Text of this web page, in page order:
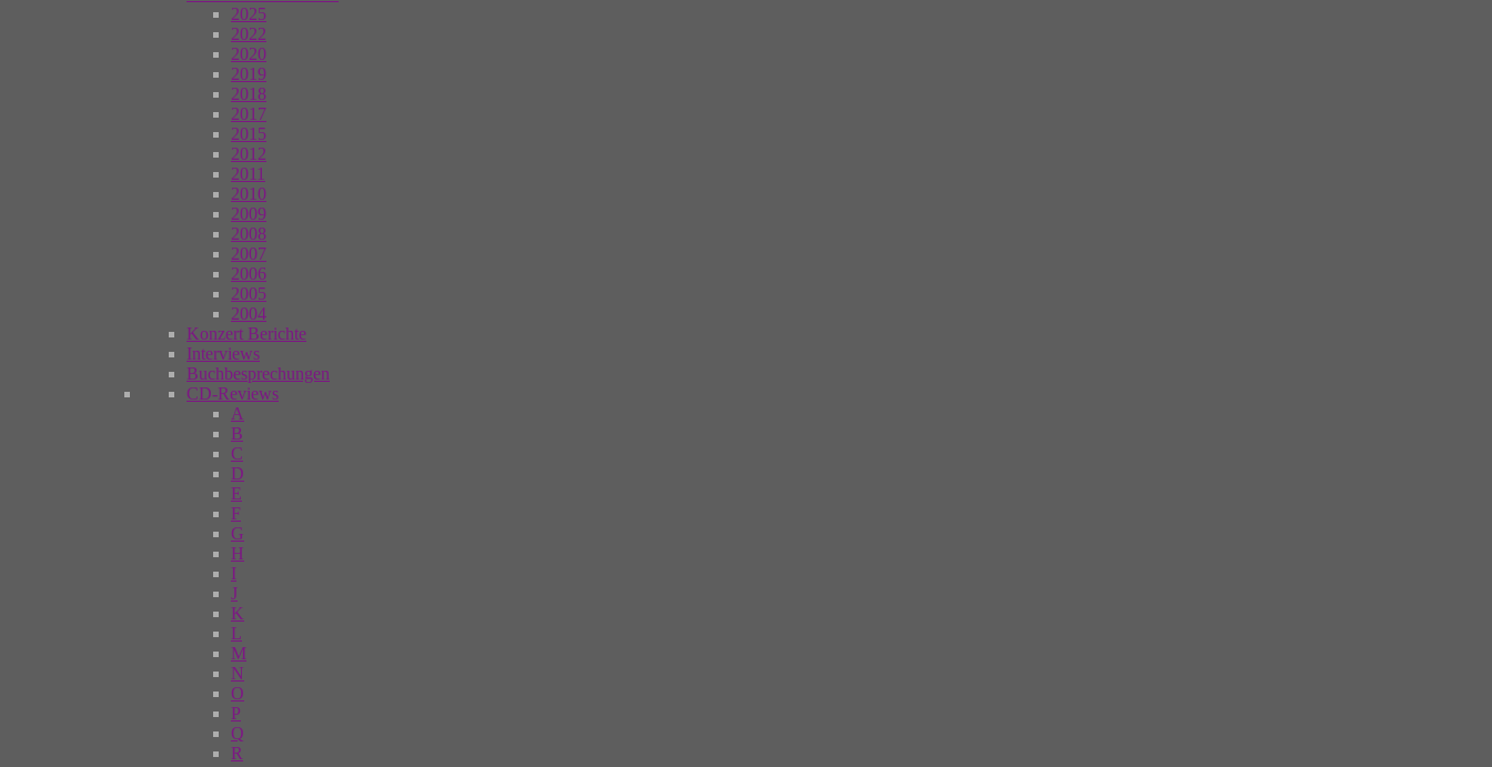
2025
2022
2020
2019
2018
2017
2015
2012
2011
2010
2009
2008
2007
2006
2005
2004
Konzert Berichte
Interviews
Buchbesprechungen
CD-Reviews
A
B
C
D
E
F
G
H
I
J
K
L
M
N
O
P
Q
R